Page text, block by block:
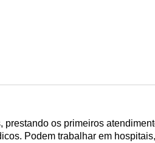
prestando os primeiros
Podem trabalhar em